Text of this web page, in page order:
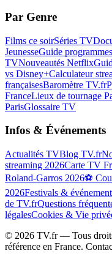
Par Genre
Films ce soirSéries TV
JeunesseGuide
TVNouveautés Netflix
vs Disney+Calculateur
françaisesBaromètre TV.fr
FranceLieux de tournage
ParisGlossaire TV
Infos & Événements
Actualités TVBlog TV.fr
streaming 2026Carte TV
Roland-Garros 2026⚽
2026Festivals &
de TV.frQuestions
légalesCookies & Vie
© 2026 TV.fr — Tous
référence en France.